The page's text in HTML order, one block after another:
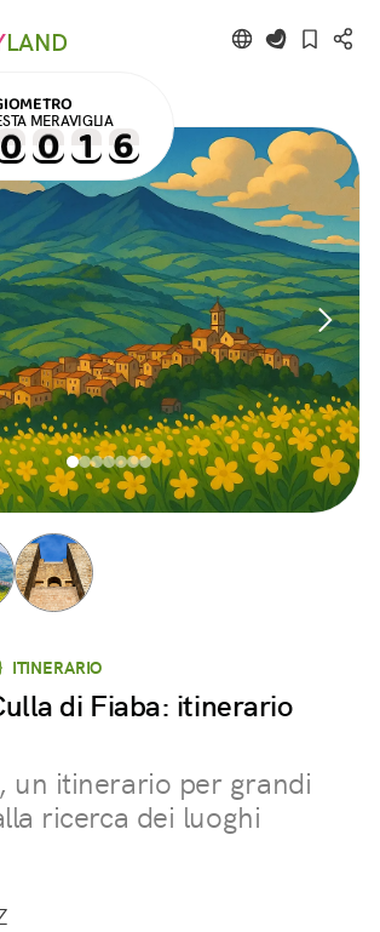
LAND
MERAVIGLIA
ITINERARIO
di Fiaba: itinerario
un itinerario per grandi
ricerca dei luoghi